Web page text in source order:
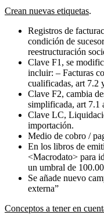
Crean nuevas etiquetas.
Registros de
condición de
reestructuración
Clave F1, se
incluir: – Facturas
cualificadas, art 7.2
Clave F2, cambia
simplificada, art 7.1
Clave LC,
importación.
Medio de cobro /
En los libros de
<Macrodato> para
un umbral de
Se añade nuevo
externa”
Conceptos a tener en